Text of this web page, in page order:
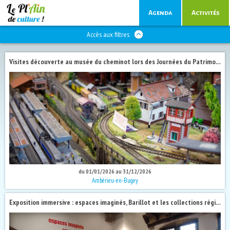
Agenda Activités
Accès aux filtres
Visites découverte au musée du cheminot lors des Journées du Patrimoine 2026
du 01/01/2026 au 31/12/2026
Ambérieu-en-Bugey
Exposition immersive : espaces imaginés, Barillot et les collections régionales